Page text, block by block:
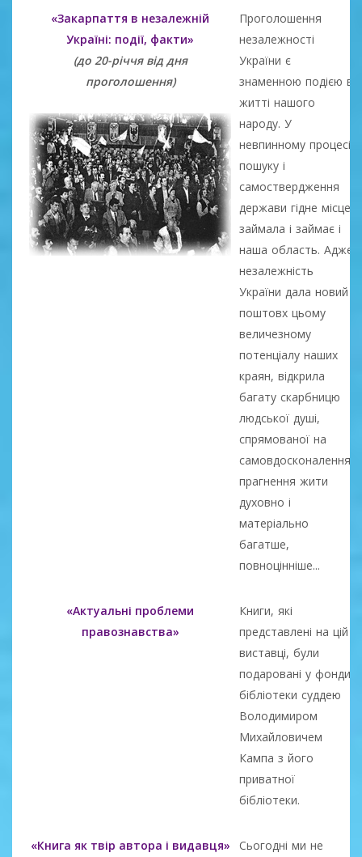
«Закарпаття в незалежній
Україні: події, факти»
(до 20-річчя від дня
проголошення)
Проголошення
незалежності
України є
знаменною подією в
житті нашого
народу. У
невпинному процесі
пошуку і
самоствердження
держави гідне місце
займала і займає і
наша область. Адже
незалежність
України дала новий
поштовх цьому
величезному
потенціалу наших
краян, відкрила
багату скарбницю
людської душі,
спрямованої на
самовдосконалення,
прагнення жити
духовно і
матеріально
багатше,
повноцінніше...
«Актуальні проблеми
правознавства»
Книги, які
представлені на цій
виставці, були
подаровані у фонди
бібліотеки суддею
Володимиром
Михайловичем
Кампа з його
приватної
бібліотеки.
«Книга як твір автора і видавця»
Сьогодні ми не